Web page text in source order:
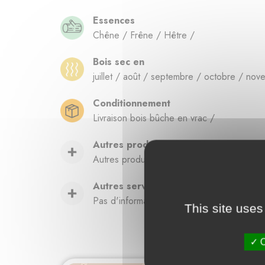
Essences
Chêne / Frêne / Hêtre /
Bois sec en
juillet / août / septembre / octobre /
Conditionnement
Livraison bois bûche en vrac /
Autres produits
Autres produits /
Autres services
Pas d'informations disponibles pour le
This site